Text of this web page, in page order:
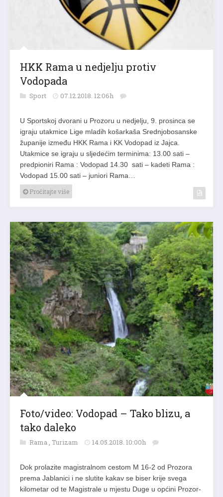
HKK Rama u nedjelju protiv
Vodopada
Sport 07.12.2018. 12:06h
U Sportskoj dvorani u Prozoru u nedjelju, 9. prosinca se
igraju utakmice Lige mladih košarkaša Srednjobosanske
županije između HKK Rama i KK Vodopad iz Jajca.
Utakmice se igraju u sljedećim terminima: 13.00 sati –
predpioniri Rama : Vodopad 14.30 sati – kadeti Rama :
Vodopad 15.00 sati – juniori Rama…
Pročitajte više
Foto/video: Vodopad – Tako blizu, a
tako daleko
Rama , Turizam 14.05.2018. 10:00h
Dok prolazite magistralnom cestom M 16-2 od Prozora
prema Jablanici i ne slutite kakav se biser krije svega
kilometar od te Magistrale u mjestu Duge u općini Prozor-